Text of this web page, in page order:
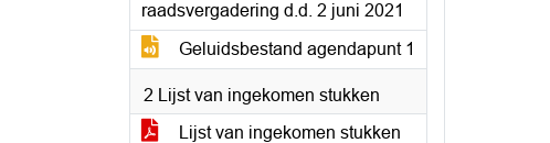
raadsvergadering d.d. 2 juni 2021
Geluidsbestand agendapunt 1
2 Lijst van ingekomen stukken
Lijst van ingekomen stukken